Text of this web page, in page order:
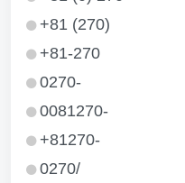
+81 (270)
+81-270
0270-
0081270-
+81270-
0270/